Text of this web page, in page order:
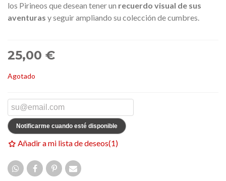
los Pirineos que desean tener un recuerdo visual de sus
aventuras y seguir ampliando su colección de cumbres.
25,00 €
Agotado
Notificarme cuando esté disponible
Añadir a mi lista de deseos(1)